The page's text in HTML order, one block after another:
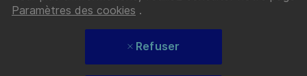
Paramètres des cookies .
Refuser